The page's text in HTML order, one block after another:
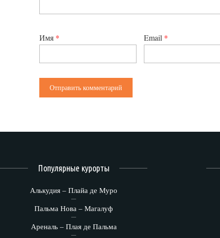
Имя * Email *
Популярные курорты
Алькудия – Плайа де Муро
Пальма Нова – Магалуф
Ареналь – Плая де Пальма